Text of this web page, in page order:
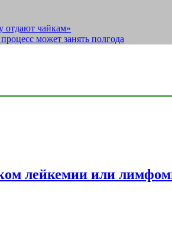
отдают чайкам»
может занять полгода
лейкемии или